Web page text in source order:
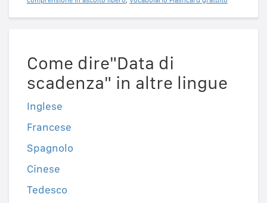
Come dire"Data di
scadenza" in altre lingue
Inglese
Francese
Spagnolo
Cinese
Tedesco